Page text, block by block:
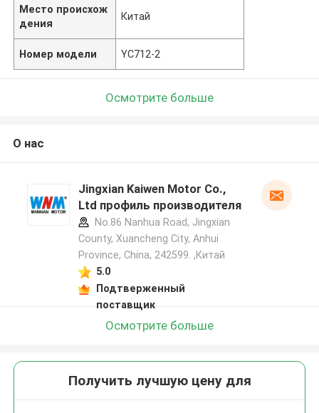
Место происхож
дения
Китай
Номер модели YC712-2
Осмотрите больше
О нас
Jingxian Kaiwen Motor Co.,
Ltd профиль производителя
No.86 Nanhua Road, Jingxian
County, Xuancheng City, Anhui
Province, China, 242599. ,Китай
5.0
Подтверженный
поставщик
Осмотрите больше
Получить лучшую цену для